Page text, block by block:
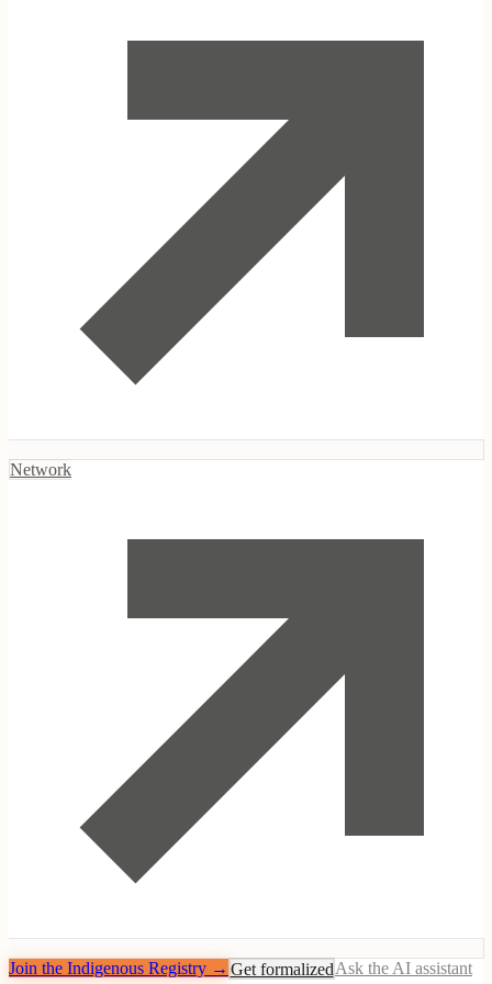
Network
Join the Indigenous Registry → Get formalizedAsk the AI assistant